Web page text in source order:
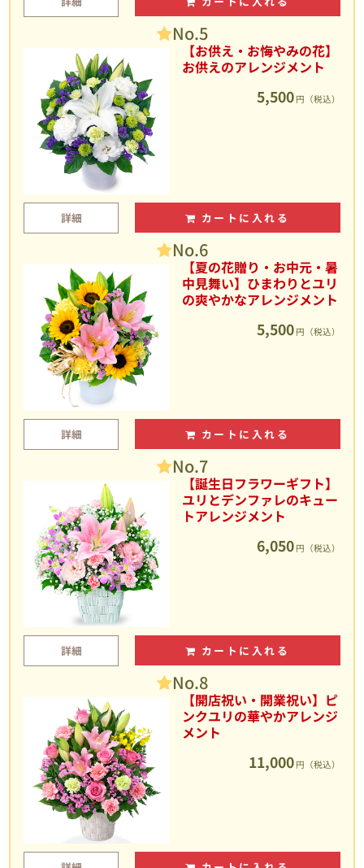
No.5
【お供え・お悔やみの花】
お供えのアレンジメント
5,500 円（税込）
詳細 カートに入れる
No.6
【夏の花贈り・お中元・暑
中見舞い】ひまわりとユリ
の爽やかなアレンジメント
5,500 円（税込）
詳細 カートに入れる
No.7
【誕生日フラワーギフト】
ユリとデンファレのキュー
トアレンジメント
6,050 円（税込）
詳細 カートに入れる
No.8
【開店祝い・開業祝い】ピ
ンクユリの華やかアレンジ
メント
11,000 円（税込）